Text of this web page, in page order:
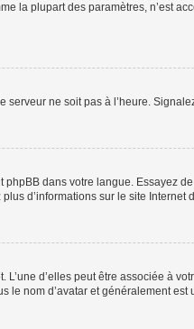
la plupart des paramètres, n’est
ne soit pas à l’heure.
dans votre langue. Essayez
d’informations sur le site Internet
d’elles peut être associée à
le nom d’avatar et généralement